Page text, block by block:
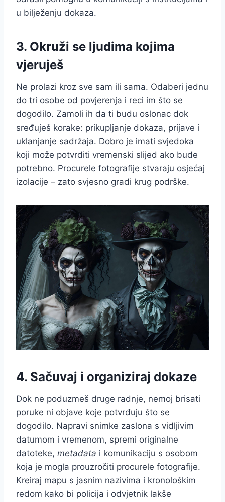
u bilježenju dokaza.
3. Okruži se ljudima kojima
vjeruješ
Ne prolazi kroz sve sam ili sama. Odaberi jednu
do tri osobe od povjerenja i reci im što se
dogodilo. Zamoli ih da ti budu oslonac dok
sređuješ korake: prikupljanje dokaza, prijave i
uklanjanje sadržaja. Dobro je imati svjedoka
koji može potvrditi vremenski slijed ako bude
potrebno. Procurele fotografije stvaraju osjećaj
izolacije – zato svjesno gradi krug podrške.
4. Sačuvaj i organiziraj dokaze
Dok ne poduzmeš druge radnje, nemoj brisati
poruke ni objave koje potvrđuju što se
dogodilo. Napravi snimke zaslona s vidljivim
datumom i vremenom, spremi originalne
datoteke, metadata i komunikaciju s osobom
koja je mogla prouzročiti procurele fotografije.
Kreiraj mapu s jasnim nazivima i kronološkim
redom kako bi policija i odvjetnik lakše